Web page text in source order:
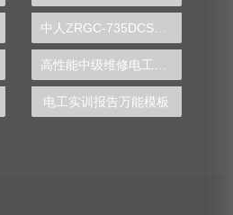
中人ZRGC-735DCS分布式过程控制系统实训装置
电工实训报告万能模板